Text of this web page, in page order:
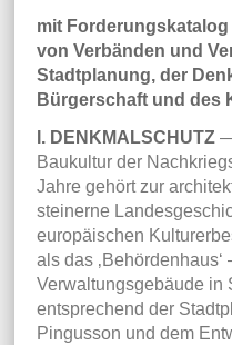
mit
von Verbänden und
Stadtplanung, der
Bürgerschaft und des
I. DENKMALSCHUTZ
Baukultur der
Jahre gehört zur
steinerne
europäischen
als das
Verwaltungsgebäude in
entsprechend der
Pingusson und dem